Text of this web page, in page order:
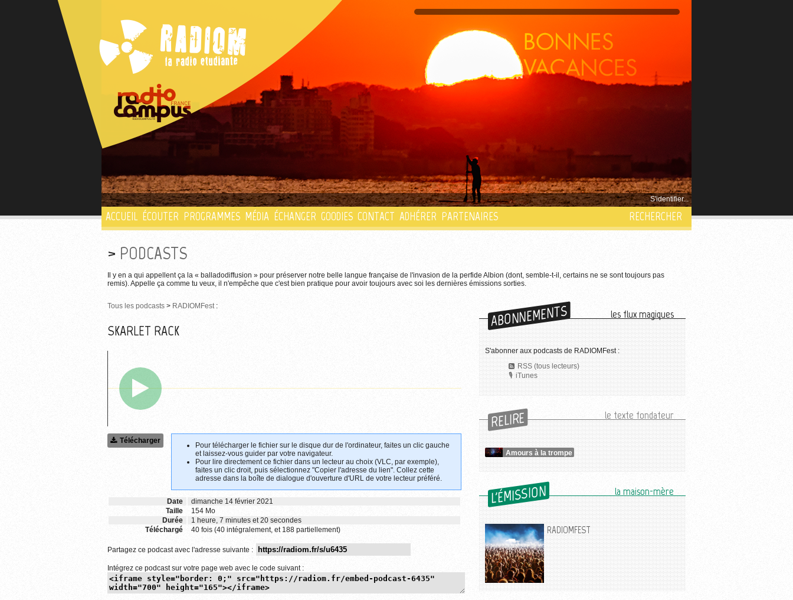
S'identifier...
ACCUEIL ÉCOUTER PROGRAMMES MÉDIA ÉCHANGER GOODIES CONTACT ADHÉRER PARTENAIRES RECHERCHER
PODCASTS
Il y en a qui appellent ça la « balladodiffusion » pour préserver notre belle langue française de l'invasion de la perfide Albion (dont, semble-t-il, certains ne se sont toujours pas
remis). Appelle ça comme tu veux, il n'empêche que c'est bien pratique pour avoir toujours avec soi les dernières émissions sorties.
Tous les podcasts > RADIOMFest:
SKARLET RACK
Télécharger
Pour télécharger le fichier sur le disque dur de l'ordinateur, faites un clic gauche
et laissez-vous guider par votre navigateur.
Pour lire directement ce fichier dans un lecteur au choix (VLC, par exemple),
faites un clic droit, puis sélectionnez "Copier l'adresse du lien". Collez cette
adresse dans la boîte de dialogue d'ouverture d'URL de votre lecteur préféré.
Date
dimanche 14 février 2021
Taille
154 Mo
Durée
1 heure, 7 minutes et 20 secondes
Téléchargé
40 fois (40 intégralement, et 188 partiellement)
Partagez ce podcast avec l'adresse suivante :
Intégrez ce podcast sur votre page web avec le code suivant :
ABONNEMENTS les flux magiques
S'abonner aux podcasts de RADIOMFest :
RSS (tous lecteurs)
iTunes
RELIRE le texte fondateur
Amours à la trompe
L'ÉMISSION la maison-mère
RADIOMFEST